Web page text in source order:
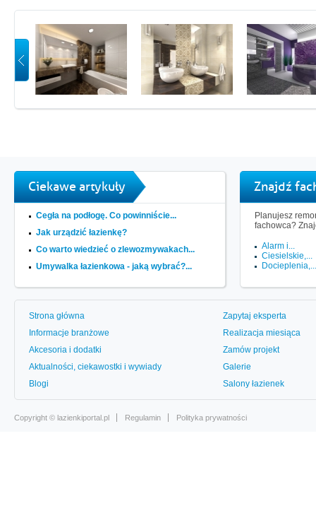
Ciekawe artykuły
Cegła na podłogę. Co powinniście...
Jak urządzić łazienkę?
Co warto wiedzieć o zlewozmywakach...
Umywalka łazienkowa - jaką wybrać?...
Znajdź
Planujesz
fachowca?
Alarm i...
Ciesielskie,...
Docieplenia,...
Strona główna
Informacje branżowe
Akcesoria i dodatki
Aktualności, ciekawostki i wywiady
Blogi
Zapytaj eksperta
Realizacja miesiąca
Zamów projekt
Galerie
Salony łazienek
Copyright © lazienkiportal.pl Regulamin Polityka prywatności